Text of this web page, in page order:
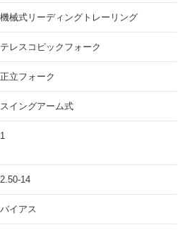
機械式リーディングトレーリング
テレスコピックフォーク
正立フォーク
スイングアーム式
1
2.50-14
バイアス